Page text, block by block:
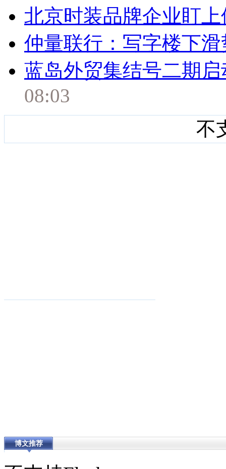
北京时装品牌企业盯
仲量联行：写字楼下
蓝岛外贸集结号二期
08:03
不
博文推荐